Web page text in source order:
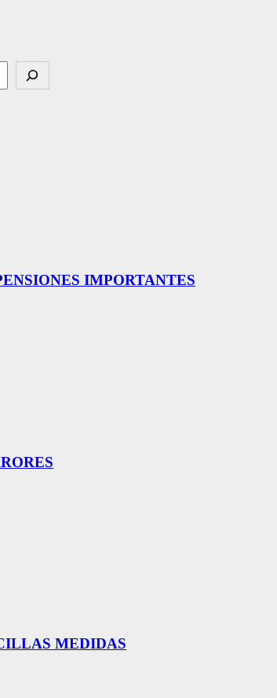
IMPORTANTES
MEDIDAS